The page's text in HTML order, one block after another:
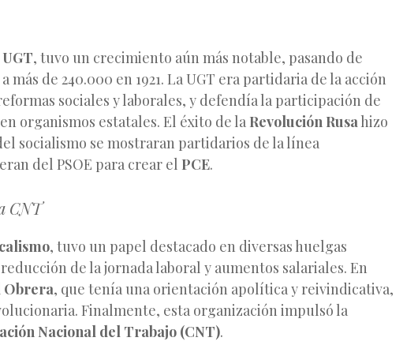
UGT, tuvo un crecimiento aún más notable, pasando de
más de 240.000 en 1921. La UGT era partidaria de la acción
sociales y laborales, y defendía la participación de
organismos estatales. El éxito de la Revolución Rusahizo
socialismo se mostraran partidarios de la línea
del PSOE para crear el PCE.
CNT
, tuvo un papel destacado en diversas huelgas
de la jornada laboral y aumentos salariales. En
Obrera, que tenía una orientación apolítica y reivindicativa,
Finalmente, esta organización impulsó la
Nacional del Trabajo (CNT).